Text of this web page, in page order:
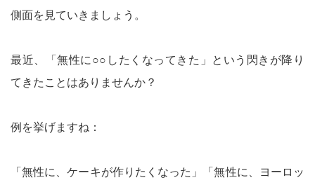
側面を見ていきましょう。
最近、「無性に○○したくなってきた」という閃きが降り
てきたことはありませんか？
例を挙げますね：
「無性に、ケーキが作りたくなった」「無性に、ヨーロッ